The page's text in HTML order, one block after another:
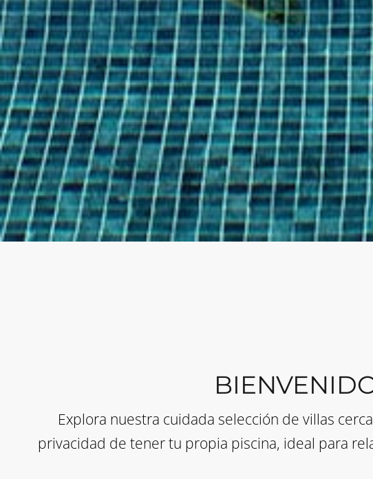
Explora nuestra cuidada selección de villas
privacidad de tener tu propia piscina, ideal para